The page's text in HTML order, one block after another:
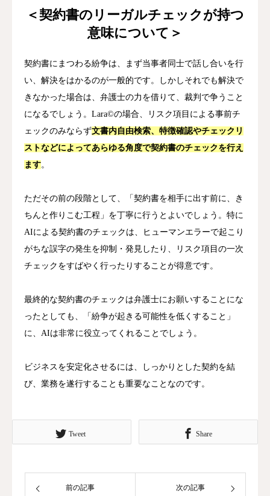
＜契約書のリーガルチェックが持つ
意味について＞
契約書にまつわる紛争は、まず当事者同士で話し合いを行
い、解決をはかるのが一般的です。
しかしそれでも解決で
きなかった場合は、弁護士の力を借りて、裁判で争うこと
になるでしょう。 Lara©の場合、リスク項目による事前チ
ェックのみならず文書内自由検索、特徴確認やチェックリ
ストなどによってあらゆる角度で契約書のチェックを行え
ます。
ただその前の段階として、「契約書を相手に出す前に、き
ちんと作りこむ工程」を丁寧に行うとよいでしょう。 特に
AIによる契約書のチェックは、ヒューマンエラーで起こり
がちな誤字の発生を抑制・発見したり、リスク項目の一次
チェックをすばやく行ったりすることが得意です。
最終的な契約書のチェックは弁護士にお願いすることにな
ったとしても、「紛争が起きる可能性を低くすること」
に、AIは非常に役立ってくれることでしょう。
ビジネスを安定化させるには、しっかりとした契約を結
び、業務を遂行することも重要なことなのです。
Tweet Share
前の記事 次の記事